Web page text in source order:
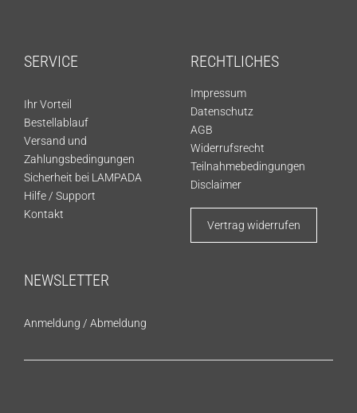
SERVICE
Ihr Vorteil
Bestellablauf
Versand und
Zahlungsbedingungen
Sicherheit bei LAMPADA
Hilfe / Support
Kontakt
RECHTLICHES
Impressum
Datenschutz
AGB
Widerrufsrecht
Teilnahmebedingungen
Disclaimer
Vertrag widerrufen
NEWSLETTER
Anmeldung / Abmeldung